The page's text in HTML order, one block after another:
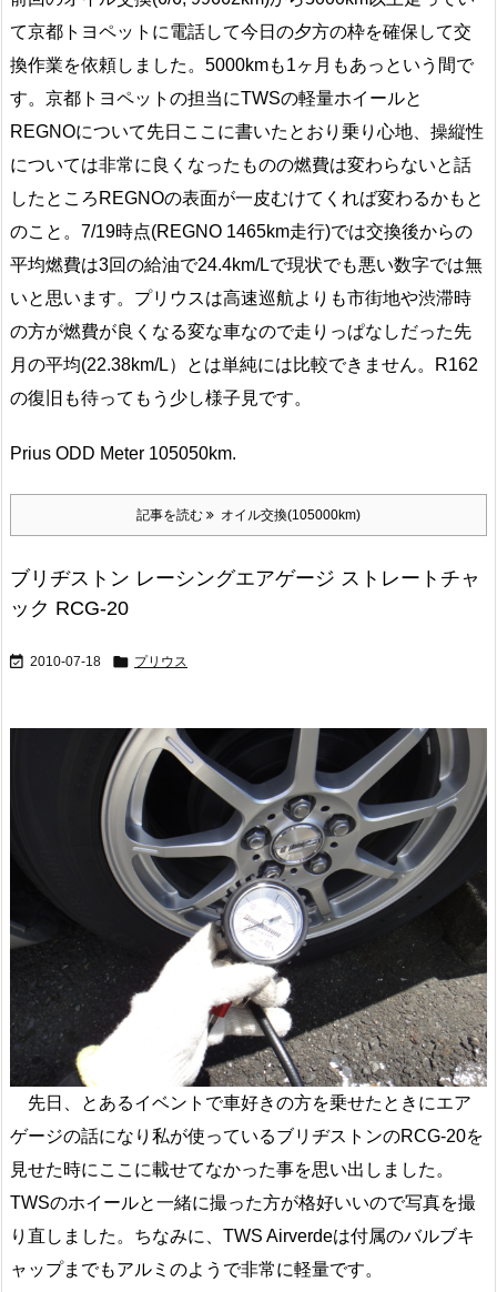
て京都トヨペットに電話して今日の夕方の枠を確保して交
換作業を依頼しました。5000kmも1ヶ月もあっという間で
す。京都トヨペットの担当にTWSの軽量ホイールと
REGNOについて先日ここに書いたとおり乗り心地、操縦性
については非常に良くなったものの燃費は変わらないと話
したところREGNOの表面が一皮むけてくれば変わるかもと
のこと。7/19時点(REGNO 1465km走行)では交換後からの
平均燃費は3回の給油で24.4km/Lで現状でも悪い数字では無
いと思います。プリウスは高速巡航よりも市街地や渋滞時
の方が燃費が良くなる変な車なので走りっぱなしだった先
月の平均(22.38km/L）とは単純には比較できません。R162
の復旧も待ってもう少し様子見です。
Prius ODD Meter 105050km.
記事を読む オイル交換(105000km)
ブリヂストン レーシングエアゲージ ストレートチャ
ック RCG-20
 2010-07-18  プリウス
先日、とあるイベントで車好きの方を乗せたときにエア
ゲージの話になり私が使っているブリヂストンのRCG-20を
見せた時にここに載せてなかった事を思い出しました。
TWSのホイールと一緒に撮った方が格好いいので写真を撮
り直しました。ちなみに、TWS Airverdeは付属のバルブキ
ャップまでもアルミのようで非常に軽量です。